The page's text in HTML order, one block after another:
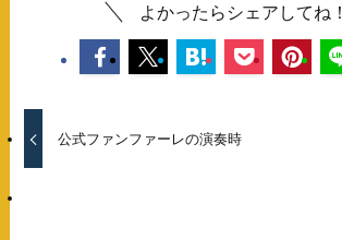
よかったらシェアしてね！
公式ファンファーレの演奏時